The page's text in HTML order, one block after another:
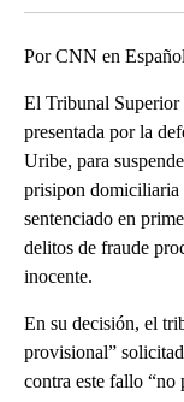
Por CNN en Español
El Tribunal Superior
presentada por la
Uribe, para
prisipon domiciliaria
sentenciado en
delitos de fraude
inocente.
En su decisión, el
provisional”
contra este fallo “no